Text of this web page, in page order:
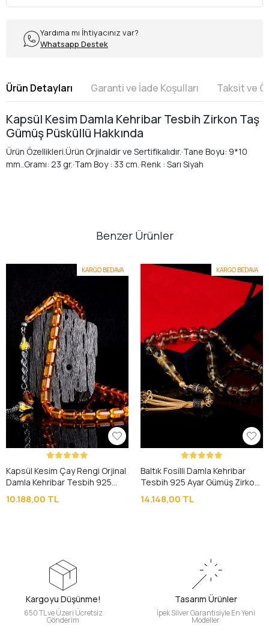
Yardıma mı İhtiyacınız var?
Whatsapp Destek
Ürün Detayları Garanti ve İade Koşulları Taksit ve
Kapsül Kesim Damla Kehribar Tesbih Zirkon Taş
Gümüş Püsküllü Hakkında
Ürün Özellikleri.Ürün Orjinaldir ve Sertifikalıdır.·Tane Boyu: 9*10
mm..Gramı: 23 gr.·Tam Boy : 33 cm.·Renk : Sarı Siyah
Benzer Ürünler
KARGO BEDAVA
Kapsül Kesim Çay Rengi Orjinal
Damla Kehribar Tesbih 925
Ayar Gümüş Püsküllü
10.188,00 TL
KARGO BEDAVA
Baltık Fosilli Damla Kehribar
Tesbih 925 Ayar Gümüş Zirkon
Taşlı Püsküllü
14.148,00 TL
Kargoyu Düşünme!
650 TL ve Üzeri Ücretsiz
Gönderim
Tasarım Ürünler
İpek Silver Garantisiyle En Yeni
Modeller